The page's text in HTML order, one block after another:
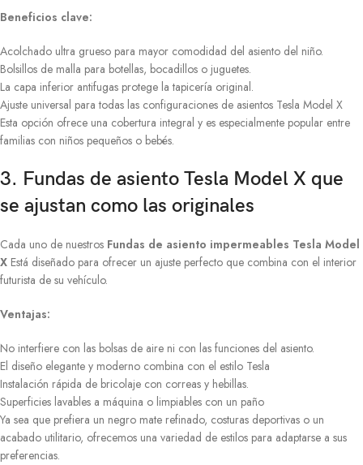
Beneficios clave:
Acolchado ultra grueso para mayor comodidad del asiento del niño.
Bolsillos de malla para botellas, bocadillos o juguetes.
La capa inferior antifugas protege la tapicería original.
Ajuste universal para todas las configuraciones de asientos Tesla Model X
Esta opción ofrece una cobertura integral y es especialmente popular entre
familias con niños pequeños o bebés.
3. Fundas de asiento Tesla Model X que
se ajustan como las originales
Cada uno de nuestros Fundas de asiento impermeables Tesla Model
X Está diseñado para ofrecer un ajuste perfecto que combina con el interior
futurista de su vehículo.
Ventajas:
No interfiere con las bolsas de aire ni con las funciones del asiento.
El diseño elegante y moderno combina con el estilo Tesla
Instalación rápida de bricolaje con correas y hebillas.
Superficies lavables a máquina o limpiables con un paño
Ya sea que prefiera un negro mate refinado, costuras deportivas o un
acabado utilitario, ofrecemos una variedad de estilos para adaptarse a sus
preferencias.